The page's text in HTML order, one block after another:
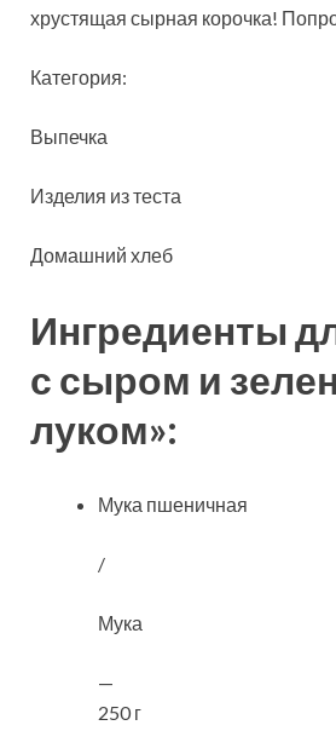
хрустящая сырная корочка!
Категория:
Выпечка
Изделия из теста
Домашний хлеб
Ингредиенты
с сыром и
луком»:
Мука пшеничная
/
Мука
—
250 г